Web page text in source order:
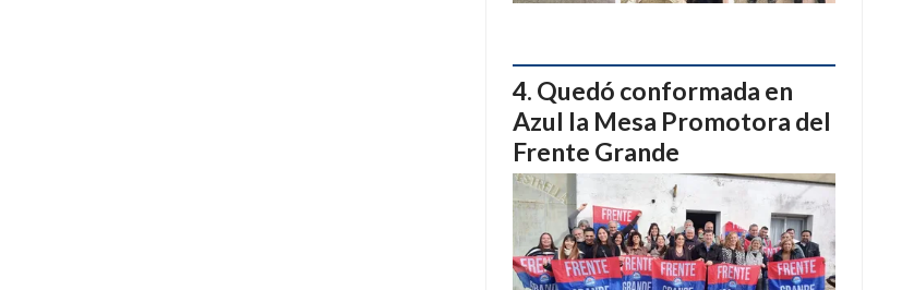
Quedó conformada en
Azul la Mesa Promotora del
Frente Grande